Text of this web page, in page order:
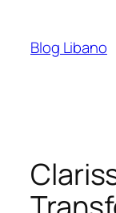
Blog Libano